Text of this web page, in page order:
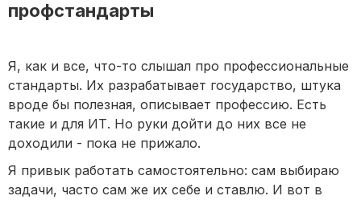
профстандарты
Я, как и все, что-то слышал про профессиональные
стандарты. Их разрабатывает государство, штука
вроде бы полезная, описывает профессию. Есть
такие и для ИТ. Но руки дойти до них все не
доходили - пока не прижало.
Я привык работать самостоятельно: сам выбираю
задачи, часто сам же их себе и ставлю. И вот в